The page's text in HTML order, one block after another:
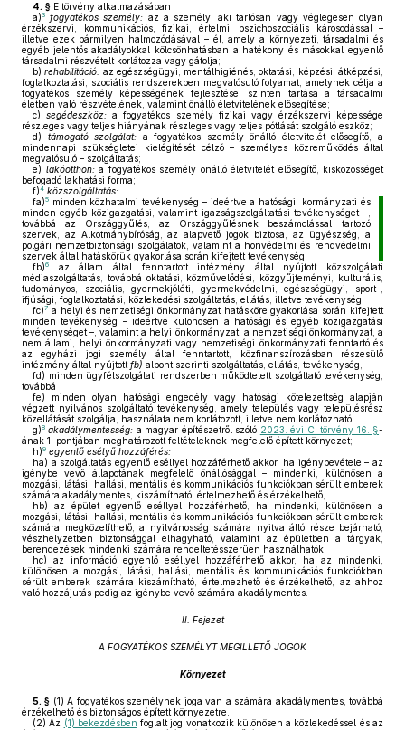
4. § E törvény alkalmazásában
a)3 fogyatékos személy: az a személy, aki tartósan vagy véglegesen olyan
érzékszervi, kommunikációs, fizikai, értelmi, pszichoszociális károsodással –
illetve ezek bármilyen halmozódásával – él, amely a környezeti, társadalmi és
egyéb jelentős akadályokkal kölcsönhatásban a hatékony és másokkal egyenlő
társadalmi részvételt korlátozza vagy gátolja;
b) rehabilitáció: az egészségügyi, mentálhigiénés, oktatási, képzési, átképzési,
foglalkoztatási, szociális rendszerekben megvalósuló folyamat, amelynek célja a
fogyatékos személy képességének fejlesztése, szinten tartása a társadalmi
életben való részvételének, valamint önálló életvitelének elősegítése;
c) segédeszköz: a fogyatékos személy fizikai vagy érzékszervi képessége
részleges vagy teljes hiányának részleges vagy teljes pótlását szolgáló eszköz;
d)
támogató szolgálat: a fogyatékos személy önálló életvitelét elősegítő, a
mindennapi szükségletei kielégítését célzó – személyes közreműködés által
megvalósuló – szolgáltatás;
e) lakóotthon:a fogyatékos személy önálló életvitelét elősegítő, kisközösséget
befogadó lakhatási forma;
f)4 közszolgáltatás:
fa)5 minden közhatalmi tevékenység – ideértve a hatósági, kormányzati és
minden egyéb közigazgatási, valamint igazságszolgáltatási tevékenységet –,
továbbá az Országgyűlés, az Országgyűlésnek beszámolással tartozó
szervek, az Alkotmánybíróság, az alapvető jogok biztosa, az ügyészség, a
polgári nemzetbiztonsági szolgálatok, valamint a honvédelmi és rendvédelmi
szervek által hatáskörük gyakorlása során kifejtett tevékenység,
fb)6
az állam által fenntartott intézmény által nyújtott közszolgálati
médiaszolgáltatás, továbbá oktatási, közművelődési, közgyűjteményi, kulturális,
tudományos, szociális, gyermekjóléti, gyermekvédelmi, egészségügyi, sport-,
ifjúsági, foglalkoztatási, közlekedési szolgáltatás, ellátás, illetve tevékenység,
fc)7 a helyi és nemzetiségi önkormányzat hatásköre gyakorlása során kifejtett
minden tevékenység – ideértve különösen a hatósági és egyéb közigazgatási
tevékenységet –, valamint a helyi önkormányzat, a nemzetiségi önkormányzat, a
nem állami, helyi önkormányzati vagy nemzetiségi önkormányzati fenntartó és
az egyházi jogi személy által fenntartott, közfinanszírozásban részesülő
intézmény által nyújtott fb) alpont szerinti szolgáltatás, ellátás, tevékenység,
fd) minden ügyfélszolgálati rendszerben működtetett szolgáltató tevékenység,
továbbá
fe) minden olyan hatósági engedély vagy hatósági kötelezettség alapján
végzett nyilvános szolgáltató tevékenység, amely település vagy településrész
közellátását szolgálja, használata nem korlátozott, illetve nem korlátozható;
g)8 akadálymentesség: a magyar építészetről szóló 2023. évi C. törvény 16. §-
ának 1. pontjában meghatározott feltételeknek megfelelő épített környezet;
h)9 egyenlő esélyű hozzáférés:
ha) a szolgáltatás egyenlő eséllyel hozzáférhető akkor, ha igénybevétele – az
igénybe vevő állapotának megfelelő önállósággal – mindenki, különösen a
mozgási, látási, hallási, mentális és kommunikációs funkciókban sérült emberek
számára akadálymentes, kiszámítható, értelmezhető és érzékelhető,
hb) az épület egyenlő eséllyel hozzáférhető, ha mindenki, különösen a
mozgási, látási, hallási, mentális és kommunikációs funkciókban sérült emberek
számára megközelíthető, a nyilvánosság számára nyitva álló része bejárható,
vészhelyzetben biztonsággal elhagyható, valamint az épületben a tárgyak,
berendezések mindenki számára rendeltetésszerűen használhatók,
hc) az információ egyenlő eséllyel hozzáférhető akkor, ha az mindenki,
különösen a mozgási, látási, hallási, mentális és kommunikációs funkciókban
sérült emberek számára kiszámítható, értelmezhető és érzékelhető, az ahhoz
való hozzájutás pedig az igénybe vevő számára akadálymentes.
II. Fejezet
A FOGYATÉKOS SZEMÉLYT MEGILLETŐ JOGOK
Környezet
5. § (1) A fogyatékos személynek joga van a számára akadálymentes, továbbá
érzékelhető és biztonságos épített környezetre.
(2) Az (1) bekezdésben foglalt jog vonatkozik különösen a közlekedéssel és az